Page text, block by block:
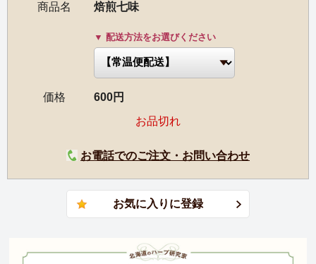
商品名
焙煎七味
▼ 配送方法をお選びください
価格
600円
お品切れ
お電話でのご注文・お問い合わせ